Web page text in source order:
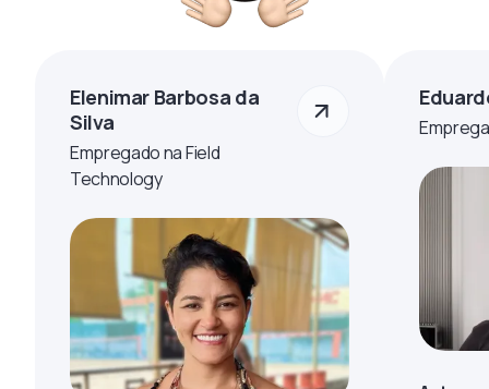
Elenimar Barbosa da
Silva
Empregado na Field
Technology